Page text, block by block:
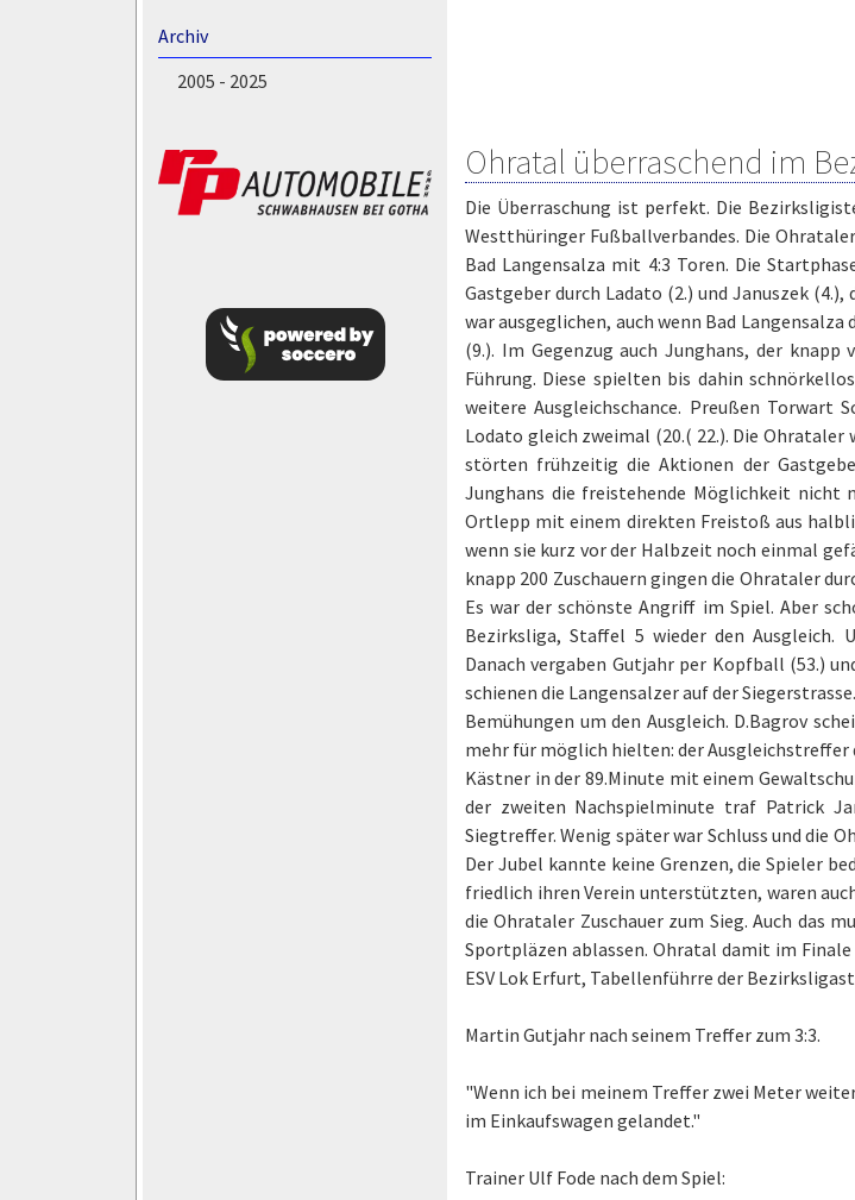
Archiv
2005 - 2025
Ohratal überraschend im
Die Überraschung ist perfekt. Die
Westthüringer Fußballverbandes. Die
Bad Langensalza mit 4:3 Toren. Die
Gastgeber durch Ladato (2.) und Januszek
war ausgeglichen, auch wenn Bad
(9.). Im Gegenzug auch Junghans, der
Führung. Diese spielten bis dahin
weitere Ausgleichschance. Preußen Torwart
Lodato gleich zweimal (20.( 22.). Die
störten frühzeitig die Aktionen der
Junghans die freistehende Möglichkeit nicht
Ortlepp mit einem direkten Freistoß aus
wenn sie kurz vor der Halbzeit noch einmal
knapp 200 Zuschauern gingen die Ohrataler
Es war der schönste Angriff im Spiel. Aber
Bezirksliga, Staffel 5 wieder den Ausgleich.
Danach vergaben Gutjahr per Kopfball (53.)
schienen die Langensalzer auf der
Bemühungen um den Ausgleich. D.Bagrov
mehr für möglich hielten: der Ausgleichstreffer
Kästner in der 89.Minute mit einem
der zweiten Nachspielminute traf Patrick
Siegtreffer. Wenig später war Schluss und die
Der Jubel kannte keine Grenzen, die Spieler
friedlich ihren Verein unterstützten, waren
die Ohrataler Zuschauer zum Sieg. Auch das
Sportpläzen ablassen. Ohratal damit im Finale
ESV Lok Erfurt, Tabellenführre der
Martin Gutjahr nach seinem Treffer zum 3:3.
"Wenn ich bei meinem Treffer zwei Meter
im Einkaufswagen gelandet."
Trainer Ulf Fode nach dem Spiel: